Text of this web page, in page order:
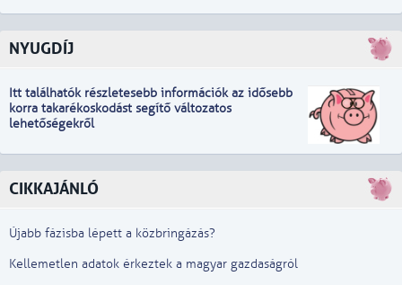
NYUGDÍJ
Itt találhatók részletesebb információkaz idősebb
korra takarékoskodást segítő változatos
lehetőségekről
CIKKAJÁNLÓ
Újabb fázisba lépett a közbringázás?
Kellemetlen adatok érkeztek a magyar gazdaságról